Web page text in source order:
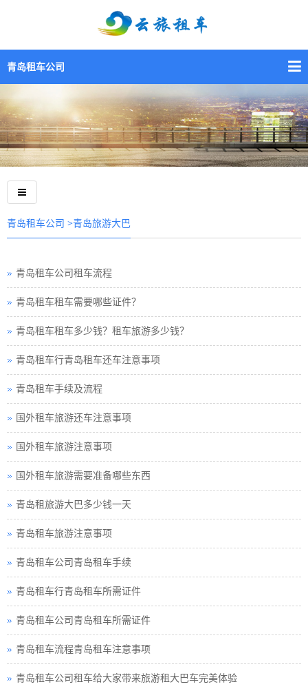
青岛租车公司
青岛租车公司 >青岛旅游大巴
青岛租车公司租车流程
青岛租车租车需要哪些证件？
青岛租车租车多少钱？租车旅游多少钱？
青岛租车行青岛租车还车注意事项
青岛租车手续及流程
国外租车旅游还车注意事项
国外租车旅游注意事项
国外租车旅游需要准备哪些东西
青岛租旅游大巴多少钱一天
青岛租车旅游注意事项
青岛租车公司青岛租车手续
青岛租车行青岛租车所需证件
青岛租车公司青岛租车所需证件
青岛租车流程青岛租车注意事项
青岛租车公司租车给大家带来旅游租大巴车完美体验